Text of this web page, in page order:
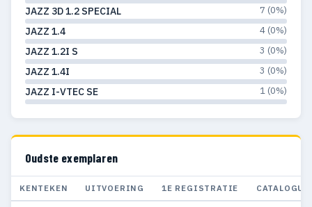
JAZZ 3D 1.2 SPECIAL 7 (0%)
JAZZ 1.4 4 (0%)
JAZZ 1.2I S 3 (0%)
JAZZ 1.4I 3 (0%)
JAZZ I-VTEC SE 1 (0%)
Oudste exemplaren
KENTEKEN UITVOERING 1E REGISTRATIE